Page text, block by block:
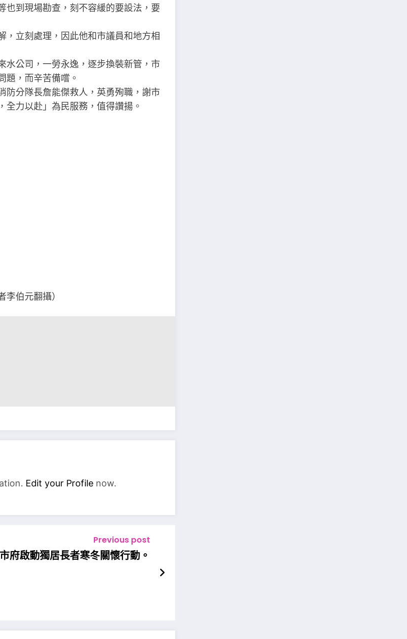
也到現場勘查，刻不容緩的要設法，要
，立刻處理，因此他和市議員和地方相
水公司，一勞永逸，逐步換裝新管，市
題，而辛苦備嚐。
防分隊長詹能傑救人，英勇殉職，謝市
力以赴」為民服務，值得讚揚。
伯元翻攝）
Edit your Profile now.
Previous post
府啟動獨居長者寒冬關懷行動。